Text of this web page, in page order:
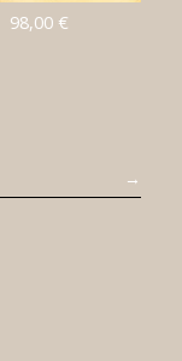
98,00 €Plage
→